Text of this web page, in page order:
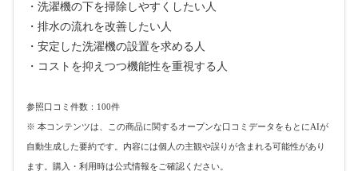
・洗濯機の下を掃除しやすくしたい人
・排水の流れを改善したい人
・安定した洗濯機の設置を求める人
・コストを抑えつつ機能性を重視する人
参照口コミ件数：100件
※ 本コンテンツは、この商品に関するオープンな口コミデータをもとにAIが
自動生成した要約です。内容には個人の主観や誤りが含まれる可能性があり
ます。購入・利用時は公式情報をご確認ください。